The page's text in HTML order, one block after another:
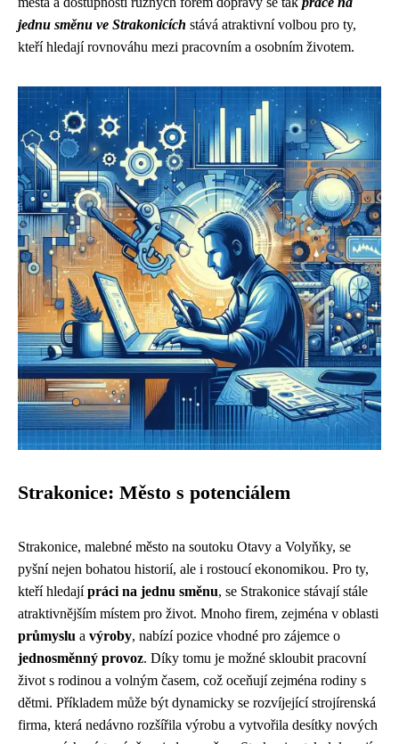
jednu směnu ve Strakonicích stává atraktivní volbou pro ty,
kteří hledají rovnováhu mezi pracovním a osobním životem.
Strakonice: Město s potenciálem
Strakonice, malebné město na soutoku Otavy a Volyňky, se
pyšní nejen bohatou historií, ale i rostoucí ekonomikou. Pro ty,
kteří hledajípráci na jednu směnu, se Strakonice stávají stále
atraktivnějším místem pro život. Mnoho firem, zejména v oblasti
průmyslu a výroby, nabízí pozice vhodné pro zájemce o
jednosměnný provoz. Díky tomu je možné skloubit pracovní
život s rodinou a volným časem, což oceňují zejména rodiny s
dětmi. Příkladem může být dynamicky se rozvíjející strojírenská
firma, která nedávno rozšířila výrobu a vytvořila desítky nových